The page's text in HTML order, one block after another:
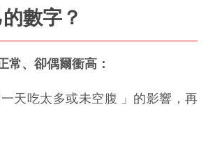
數字？
常、卻偶爾衝高：
天吃太多或未空腹 」的影響，再